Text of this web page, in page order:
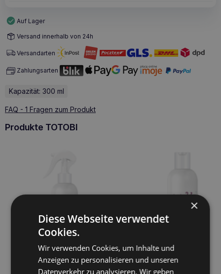
Auf Lager
Versand innerhalb von 24h
Versandarten
Zahlungsarten
Kapazität: 300 ml
FAQ - 1 Fragen zum Produkt
Produkte TOTOBI
×
Diese Webseite verwendet
Cookies.
Wir verwenden Cookies, um Inhalte und
Anzeigen zu personalisieren und unseren
Datenverkehr zu analysieren. Wir geben